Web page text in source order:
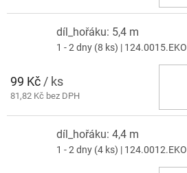
díl_hořáku: 5,4 m
1 - 2 dny (8 ks) | 124.0015.EKO
99 Kč / ks
81,82 Kč bez DPH
díl_hořáku: 4,4 m
1 - 2 dny (4 ks) | 124.0012.EKO